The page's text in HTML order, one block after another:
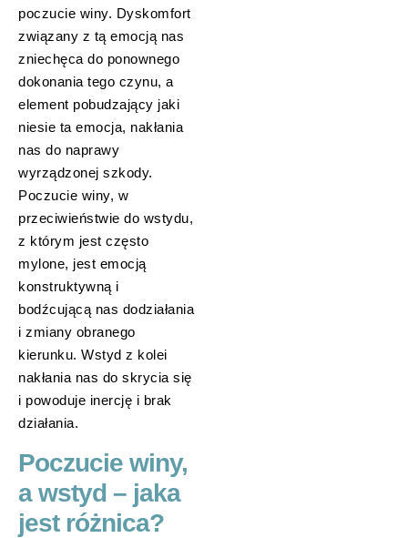
poczucie winy. Dyskomfort
związany z tą emocją nas
zniechęca do ponownego
dokonania tego czynu, a
element pobudzający jaki
niesie ta emocja, nakłania
nas do naprawy
wyrządzonej szkody.
Poczucie winy, w
przeciwieństwie do wstydu,
z którym jest często
mylone, jest emocją
konstruktywną i
bodźcującą nas dodziałania
i zmiany obranego
kierunku. Wstyd z kolei
nakłania nas do skrycia się
i powoduje inercję i brak
działania.
Poczucie winy,
a wstyd – jaka
jest różnica?